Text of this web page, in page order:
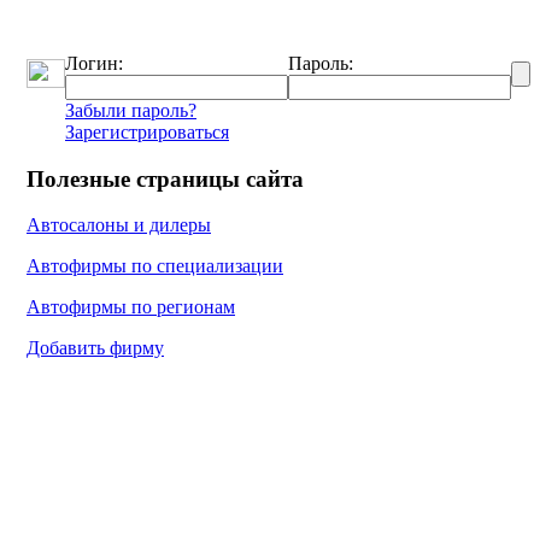
Логин: Пароль:
Забыли пароль?
Зарегистрироваться
Полезные страницы сайта
Автосалоны и дилеры
Автофирмы по специализации
Автофирмы по регионам
Добавить фирму